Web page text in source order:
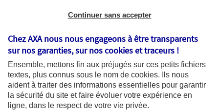
Envoi d'un document confidentiel,
téléchargement d’une attestation,
échanges avec AXA… vous avez la
main.
Découvrir vos services en
ligne
Continuer sans accepter
Chez AXA nous nous engageons à être transparents
sur nos garanties, sur noscookies et traceurs !
Ensemble, mettons fin aux préjugés sur ces petits fichiers
textes, plus connus sous le nom de cookies. Ils nous
aident à traiter des informations essentielles pour garantir
la sécurité du site et faire évoluer votre expérience en
ligne, dans le respect de votre vie privée.